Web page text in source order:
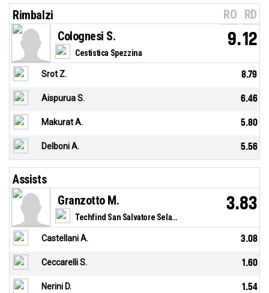
Rimbalzi RO RD
Cestistica Spezzina
Colognesi S. 9.12
Srot Z. 8.79
Aispurua S. 6.46
Makurat A. 5.80
Delboni A. 5.56
Assists
Techfind San Salvatore Selargius
Granzotto M. 3.83
Castellani A. 3.08
Ceccarelli S. 1.60
Nerini D. 1.54